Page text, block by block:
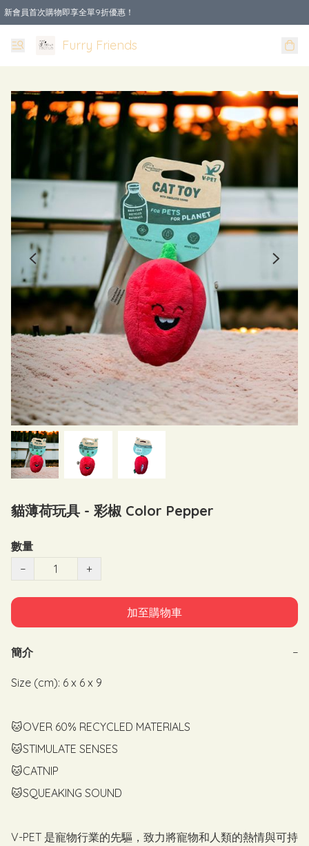
新會員首次購物即享全單9折優惠！
Furry Friends
貓薄荷玩具 - 彩椒 Color Pepper
數量
−
+
加至購物車
簡介 −
Size (cm): 6 x 6 x 9
🐱OVER 60% RECYCLED MATERIALS
🐱STIMULATE SENSES
🐱CATNIP
🐱SQUEAKING SOUND
V-PET 是寵物行業的先驅，致力將寵物和人類的熱情與可持